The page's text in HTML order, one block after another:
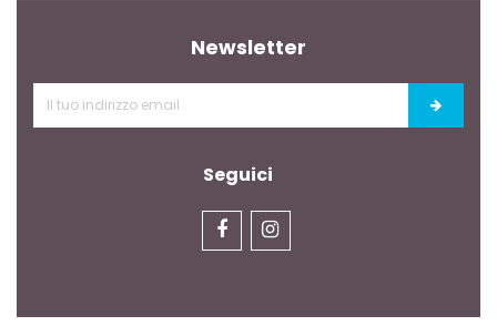
Newsletter
Seguici